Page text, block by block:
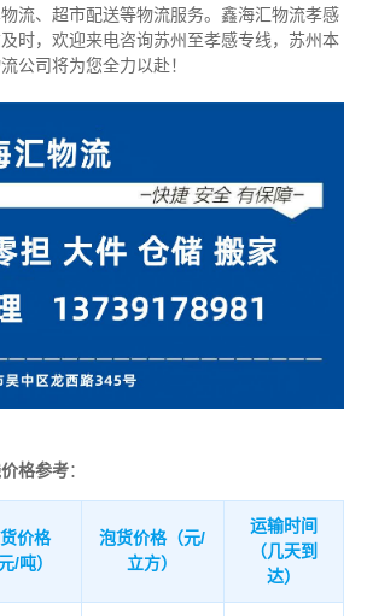
流、超市配送等物流服务。 鑫海汇物流孝感
时，欢迎来电咨询苏州至孝感专线，苏州本
公司将为您全力以赴！
格参考：
价格
元/吨）
泡货价格（元/
立方）
运输时间
（几天到
达）